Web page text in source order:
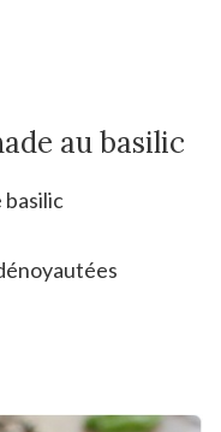
au basilic